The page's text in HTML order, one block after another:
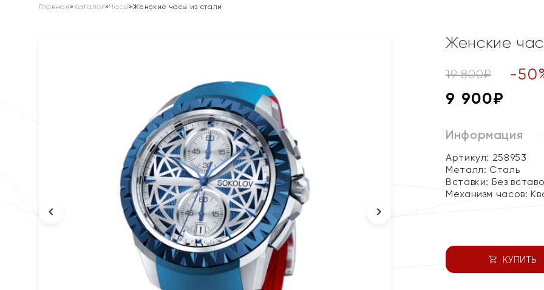
Главная» Каталог»Часы »Женские часы из стали
Женские
19 800₽ -50
9 900₽
Информация
Артикул: 258953
Металл: Сталь
Вставки: Без
Механизм часов:
КУПИТЬ